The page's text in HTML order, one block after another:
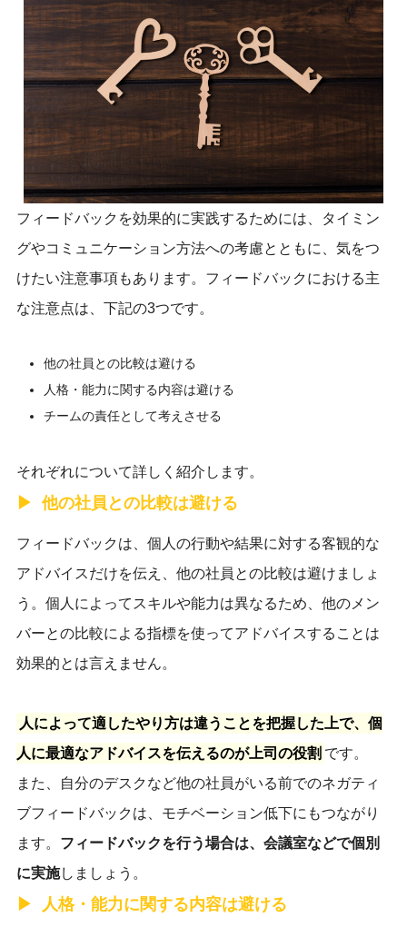
フィードバックを効果的に実践するためには、タイミン
グやコミュニケーション方法への考慮とともに、気をつ
けたい注意事項もあります。フィードバックにおける主
な注意点は、下記の3つです。
他の社員との比較は避ける
人格・能力に関する内容は避ける
チームの責任として考えさせる
それぞれについて詳しく紹介します。
他の社員との比較は避ける
フィードバックは、個人の行動や結果に対する客観的な
アドバイスだけを伝え、他の社員との比較は避けましょ
う。個人によってスキルや能力は異なるため、他のメン
バーとの比較による指標を使ってアドバイスすることは
効果的とは言えません。
人によって適したやり方は違うことを把握した上で、個
人に最適なアドバイスを伝えるのが上司の役割 です。
また、自分のデスクなど他の社員がいる前でのネガティ
ブフィードバックは、モチベーション低下にもつながり
ます。 フ ィードバックを行う場合は、会議室などで個別
に実施しましょう。
人格・能力に関する内容は避ける